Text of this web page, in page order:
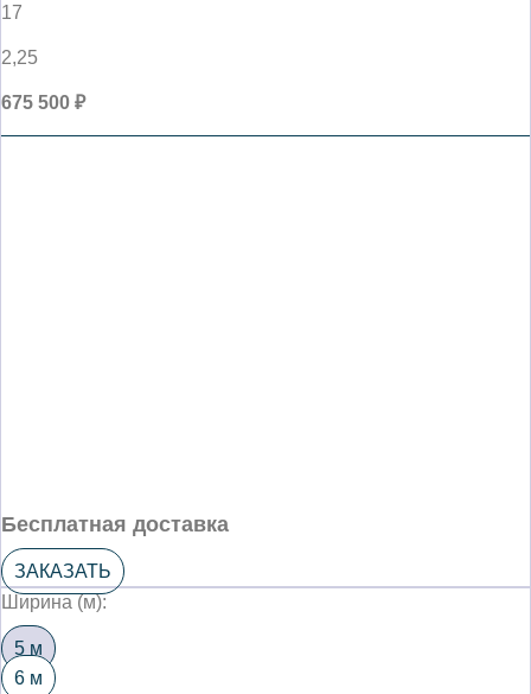
17
2,25
675 500 ₽
Бесплатная доставка
ЗАКАЗАТЬ
Ширина (м):
5 м
6 м